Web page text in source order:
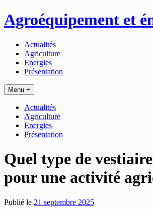
Passer
au
Agroéquipement et
Actualités
Agriculture
Energies
Présentation
Menu +
Actualités
Agriculture
Energies
Présentation
Quel type de
pour une activité
Publié le 21 septembre 2025